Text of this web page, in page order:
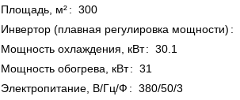
Площадь, м²: 300
Инвертор (плавная регулировка мощности) :
Мощность охлаждения, кВт: 30.1
Мощность обогрева, кВт: 31
Электропитание, В/Гц/Ф : 380/50/3